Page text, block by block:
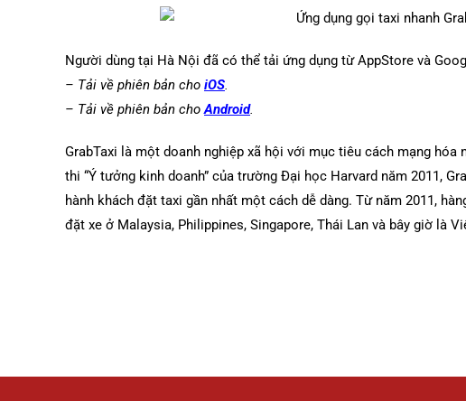
Người dùng tại Hà Nội đã có thể tải ứng dụng từ AppStore và
– Tải về phiên bản cho iOS.
– Tải về phiên bản choAndroid.
GrabTaxi là một doanh nghiệp xã hội với mục tiêu cách mạng hóa
thi “Ý tưởng kinh doanh” của trường Đại học Harvard năm 2011,
hành khách đặt taxi gần nhất một cách dễ dàng. Từ năm 2011,
đặt xe ở Malaysia, Philippines, Singapore, Thái Lan và bây giờ là